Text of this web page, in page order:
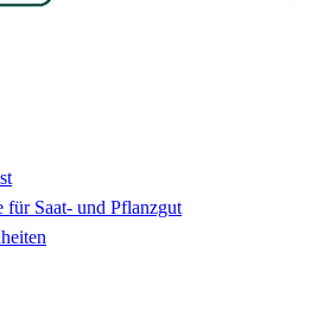
für Saat- und Pflanzgut